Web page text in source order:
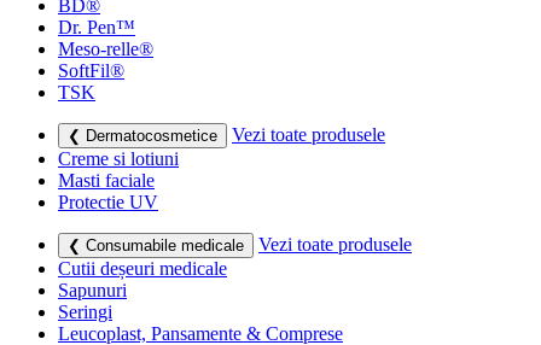
BD®
Dr. Pen™
Meso-relle®
SoftFil®
TSK
❮ Dermatocosmetice
Vezi toate produsele
Creme si lotiuni
Masti faciale
Protectie UV
❮ Consumabile medicale
Vezi toate produsele
Cutii deșeuri medicale
Sapunuri
Seringi
Leucoplast, Pansamente & Comprese